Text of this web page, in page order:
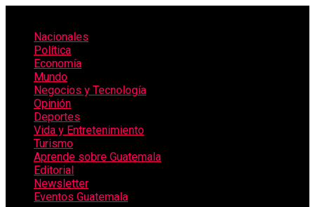
Nacionales
Política
Economía
Mundo
Negocios y Tecnología
Opinión
Deportes
Vida y Entretenimiento
Turismo
Aprende sobre Guatemala
Editorial
Newsletter
Eventos Guatemala